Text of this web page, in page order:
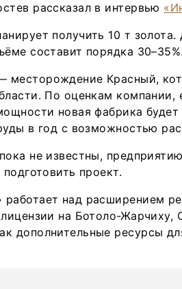
рассказал в интервью
получить 10 т золота.
составит порядка 30–35%.
Красный,
По оценкам компании,
новая фабрика будет
в год с возможностью
не известны,
проект.
над расширением
на Ботоло-Жарчиху,
дополнительные ресурсы